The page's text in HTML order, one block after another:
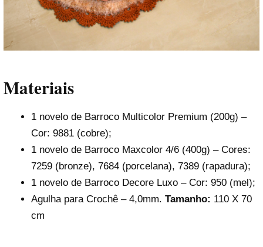
Materiais
1 novelo de Barroco Multicolor Premium (200g) –
Cor: 9881 (cobre);
1 novelo de Barroco Maxcolor 4/6 (400g) – Cores:
7259 (bronze), 7684 (porcelana), 7389 (rapadura);
1 novelo de Barroco Decore Luxo – Cor: 950 (mel);
Agulha para Crochê – 4,0mm. Tamanho: 110 X 70
cm